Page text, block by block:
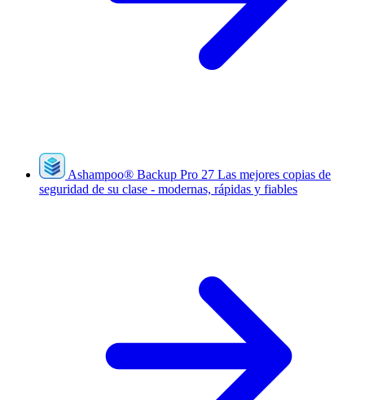
Ashampoo® Backup Pro 27 Las mejores copias de
seguridad de su clase - modernas, rápidas y fiables